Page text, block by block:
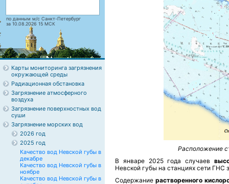
по данным м/с Санкт-Петербург
за 10.08.2026 15 МСК
Карты мониторинга загрязнения
окружающей среды
Радиационная обстановка
Загрязнение атмосферного
воздуха
Загрязнение поверхностных вод
суши
Загрязнение морских вод
2026 год
2025 год
Качество вод Невской губы в
декабре
Качество вод Невской губы в
ноябре
Качество вод Невской губы в
Расположение
В январе 2025 года случаев
Невской губы на станциях сети ГНС
Содержание растворенного